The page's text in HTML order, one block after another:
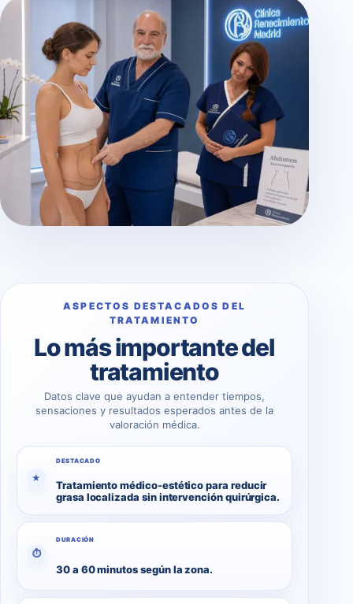
ASPECTOS DESTACADOS DEL
TRATAMIENTO
Lo más importante del
tratamiento
Datos clave que ayudan a entender tiempos,
sensaciones y resultados esperados antes de la
valoración médica.
★
DESTACADO
Tratamiento médico-estético para reducir
grasa localizada sin intervención quirúrgica.
⏱
DURACIÓN
30 a 60 minutos según la zona.